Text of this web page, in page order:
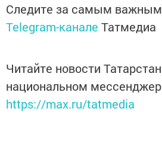
Следите за самым
Telegram-канале Татмедиа
Читайте новости
национальном
https://max.ru/tatmedia